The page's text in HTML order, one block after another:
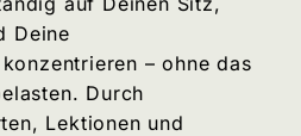
Deine
– ohne das
Durch
Lektionen und